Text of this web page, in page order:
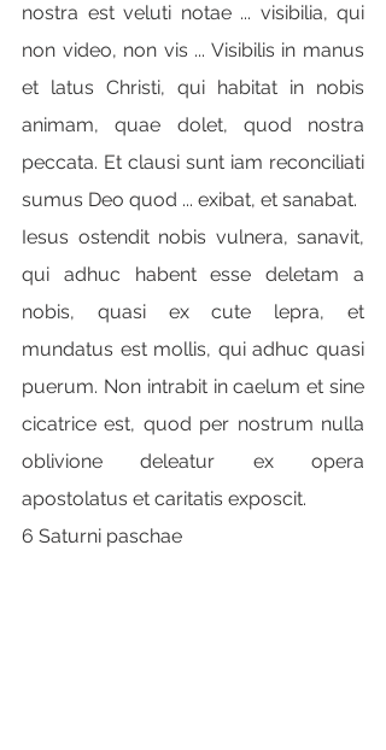
nostra est veluti notae ... visibilia, qui
non video, non vis ... Visibilis in manus
et latus Christi, qui habitat in nobis
animam, quae dolet, quod nostra
peccata. Et clausi sunt iam reconciliati
sumus Deo quod ... exibat, et sanabat.
Iesus ostendit nobis vulnera, sanavit,
qui adhuc habent esse deletam a
nobis, quasi ex cute lepra, et
mundatus est mollis, qui adhuc quasi
puerum. Non intrabit in caelum et sine
cicatrice est, quod per nostrum nulla
oblivione deleatur ex opera
apostolatus et caritatis exposcit.
6 Saturni paschae